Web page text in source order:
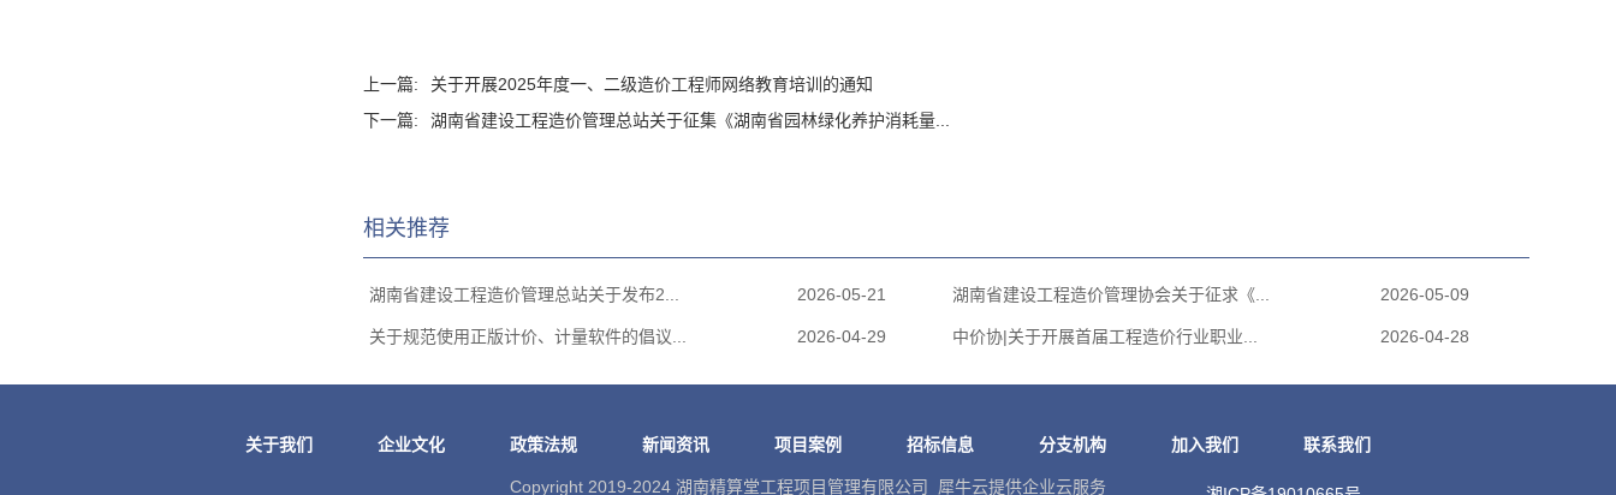
上一篇:
关于开展2025年度一、二级造价工程师网络教育培训的通知
下一篇:
湖南省建设工程造价管理总站关于征集《湖南省园林绿化养护消耗量...
相关推荐
湖南省建设工程造价管理总站关于发布2... 2026-05-21 湖南省建设工程造价管理协会关于征求《... 2026-05-09
关于规范使用正版计价、计量软件的倡议... 2026-04-29 中价协|关于开展首届工程造价行业职业... 2026-04-28
关于我们 企业文化 政策法规 新闻资讯 项目案例 招标信息 分支机构 加入我们 联系我们
Copyright 2019-2024 湖南精算堂工程项目管理有限公司 犀牛云提供企业云服务